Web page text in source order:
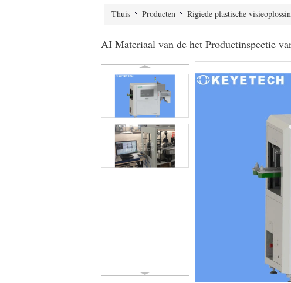
Thuis Producten Rigiede plastische
AI Materiaal van de het Productinspectie